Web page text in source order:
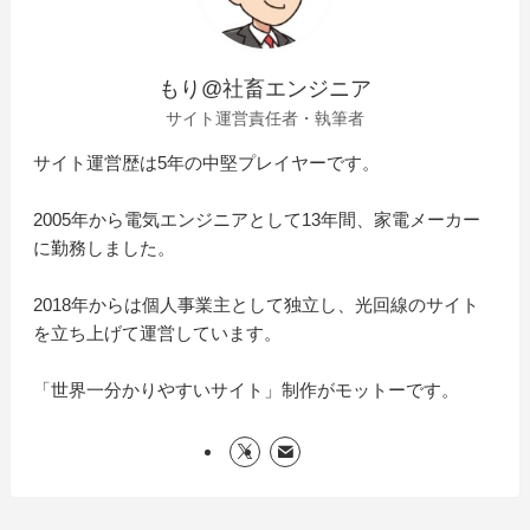
もり@社畜エンジニア
サイト運営責任者・執筆者
サイト運営歴は5年の中堅プレイヤーです。
2005年から電気エンジニアとして13年間、家電メーカー
に勤務しました。
2018年からは個人事業主として独立し、光回線のサイト
を立ち上げて運営しています。
「世界一分かりやすいサイト」制作がモットーです。